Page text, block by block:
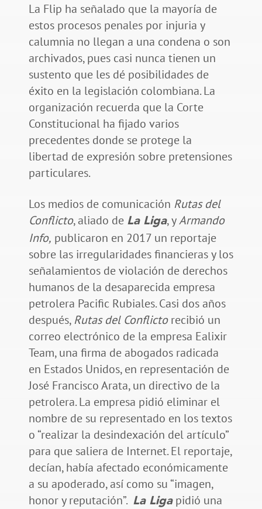
La Flip ha señalado que la mayoría de
estos procesos penales por injuria y
calumnia no llegan a una condena o son
archivados, pues casi nunca tienen un
sustento que les dé posibilidades de
éxito en la legislación colombiana. La
organización recuerda que la Corte
Constitucional ha fijado varios
precedentes donde se protege la
libertad de expresión sobre pretensiones
particulares.
Los medios de comunicación Rutas del
Conflicto, aliado de La Liga, yArmando
Info, publicaron en 2017 un reportaje
sobre las irregularidades financieras y los
señalamientos de violación de derechos
humanos de la desaparecida empresa
petrolera Pacific Rubiales. Casi dos años
después,Rutas del Conflictorecibió un
correo electrónico de la empresa Ealixir
Team, una firma de abogados radicada
en Estados Unidos, en representación de
José Francisco Arata, un directivo de la
petrolera. La empresa pidió eliminar el
nombre de su representado en los textos
o “realizar la desindexación del artículo”
para que saliera de Internet. El reportaje,
decían, había afectado económicamente
a su apoderado, así como su “imagen,
honor y reputación”. La Ligapidió una